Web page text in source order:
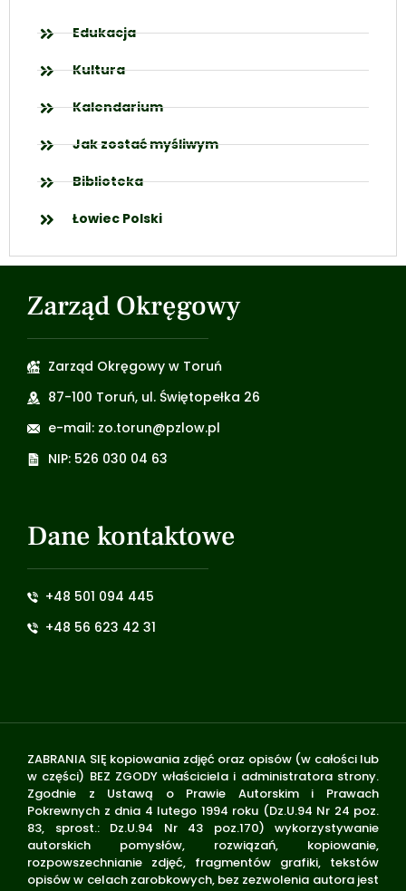
Edukacja
Kultura
Kalendarium
Jak zostać myśliwym
Biblioteka
Łowiec Polski
Zarząd Okręgowy
Zarząd Okręgowy w Toruń
87-100 Toruń, ul. Świętopełka 26
e-mail: zo.torun@pzlow.pl
NIP: 526 030 04 63
Dane kontaktowe
+48 501 094 445
+48 56 623 42 31
ZABRANIA SIĘ kopiowania zdjęć oraz opisów (w całości lub
w części) BEZ ZGODY właściciela i administratora strony.
Zgodnie z Ustawą o Prawie Autorskim i Prawach
Pokrewnych z dnia 4 lutego 1994 roku (Dz.U.94 Nr 24 poz.
83, sprost.: Dz.U.94 Nr 43 poz.170) wykorzystywanie
autorskich pomysłów, rozwiązań, kopiowanie,
rozpowszechnianie zdjęć, fragmentów grafiki, tekstów
opisów w celach zarobkowych, bez zezwolenia autora jest